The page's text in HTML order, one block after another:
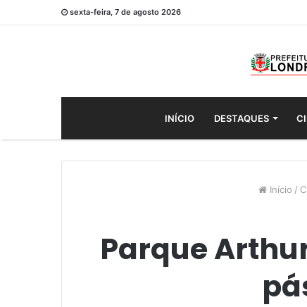
sexta-feira, 7 de agosto 2026
INÍCIO DESTAQUES
Início /
Parque